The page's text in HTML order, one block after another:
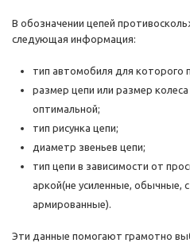
В обозначении цепей
следующая информация:
тип автомобиля для которого
размер цепи или размер
оптимальной;
тип рисунка цепи;
диаметр звеньев цепи;
тип цепи в зависимости от
аркой(не усиленные, обычные,
армированные).
Эти данные помогают грамотно